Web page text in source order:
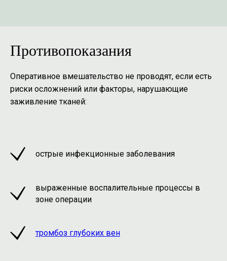
Противопоказания
Оперативное вмешательство не проводят, если есть
риски осложнений или факторы, нарушающие
заживление тканей:
острые инфекционные заболевания
выраженные воспалительные процессы в
зоне операции
тромбоз глубоких вен